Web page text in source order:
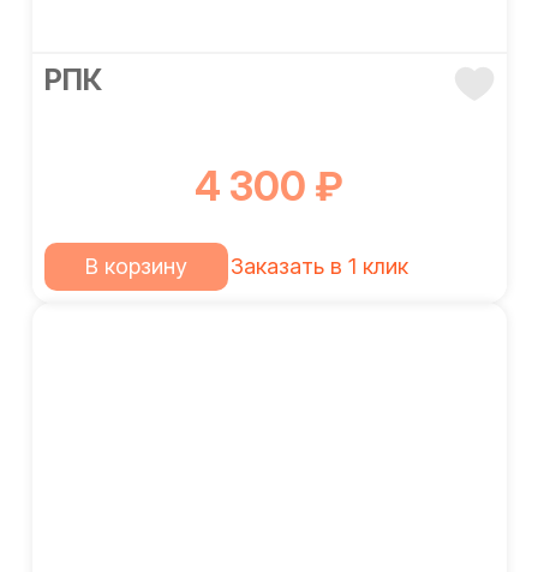
РПК
4 300 ₽
В корзину Заказать в 1 клик